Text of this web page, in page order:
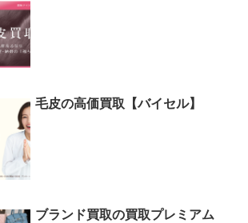
毛皮の高価買取【バイセル】
ブランド買取の買取プレミアム